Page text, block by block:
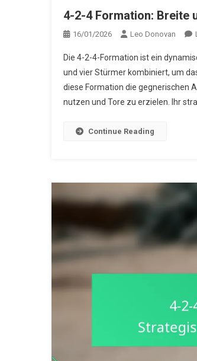
4-2-4 Formation: Breite
16/01/2026 Leo Donovan
Die 4-2-4-Formation ist ein
und vier Stürmer kombiniert, um
diese Formation die gegnerischen
nutzen und Tore zu erzielen. Ihr
Continue Reading